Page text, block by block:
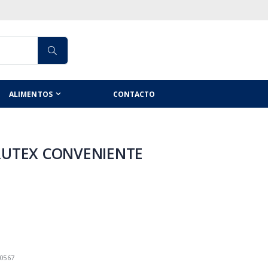
ALIMENTOS CONTACTO
CONVENIENTE